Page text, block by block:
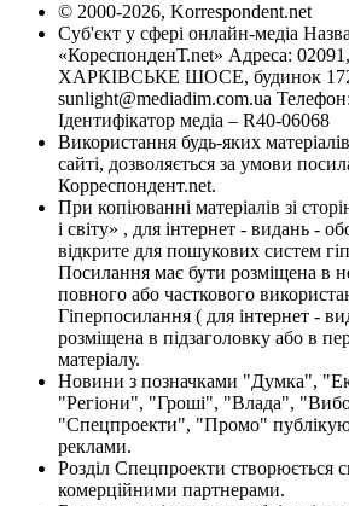
© 2000-2026, Korrespondent.net
Суб'єкт у сфері онлайн-медіа
«КореспонденТ.net» Адреса:
ХАРКІВСЬКЕ ШОСЕ, будинок
sunlight@mediadim.com.ua
Ідентифікатор медіа – R40-06068
Використання будь-яких
сайті, дозволяється за умови
Корреспондент.net.
При копіюванні матеріалів зі
і світу» , для інтернет - видань -
відкрите для пошукових систем
Посилання має бути розміщена в
повного або часткового
Гіперпосилання ( для інтернет -
розміщена в підзаголовку або в
матеріалу.
Новини з позначками "Думка",
"Регіони", "Гроші", "Влада",
"Спецпроекти", "Промо"
реклами.
Розділ Спецпроекти створюється
комерційними партнерами.